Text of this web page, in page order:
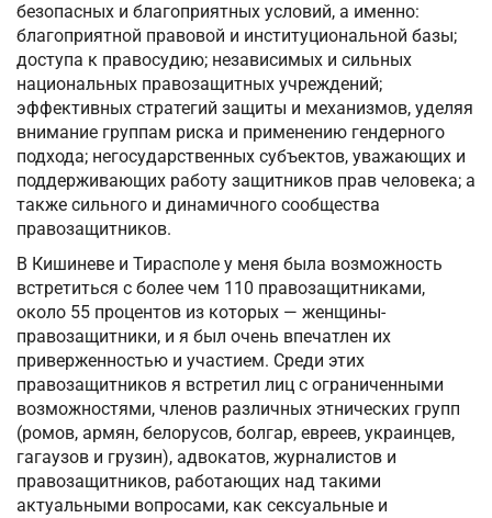
безопасных и благоприятных условий, а именно:
благоприятной правовой и институциональной базы;
доступа к правосудию; независимых и сильных
национальных правозащитных учреждений;
эффективных стратегий защиты и механизмов, уделяя
внимание группам риска и применению гендерного
подхода; негосударственных субъектов, уважающих и
поддерживающих работу защитников прав человека; а
также сильного и динамичного сообщества
правозащитников.
В Кишиневе и Тирасполе у меня была возможность
встретиться с более чем 110 правозащитниками,
около 55 процентов из которых — женщины-
правозащитники, и я был очень впечатлен их
приверженностью и участием. Среди этих
правозащитников я встретил лиц с ограниченными
возможностями, членов различных этнических групп
(ромов, армян, белорусов, болгар, евреев, украинцев,
гагаузов и грузин), адвокатов, журналистов и
правозащитников, работающих над такими
актуальными вопросами, как сексуальные и